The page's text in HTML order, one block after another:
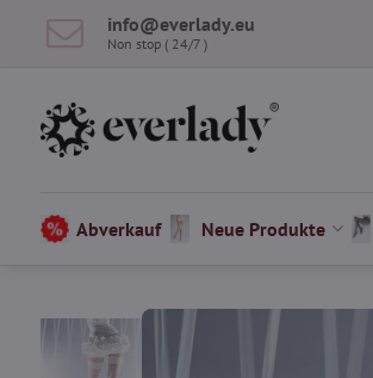
info​@everlady​.eu
Non stop ( 24/7 )
Abverkauf Neue Produkte